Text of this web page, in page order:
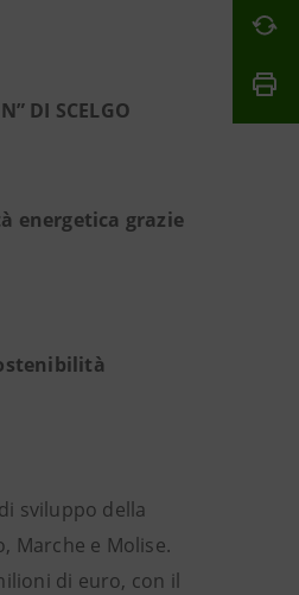
DI SCELGO
energetica grazie
sviluppo della
Marche e Molise.
di euro, con il